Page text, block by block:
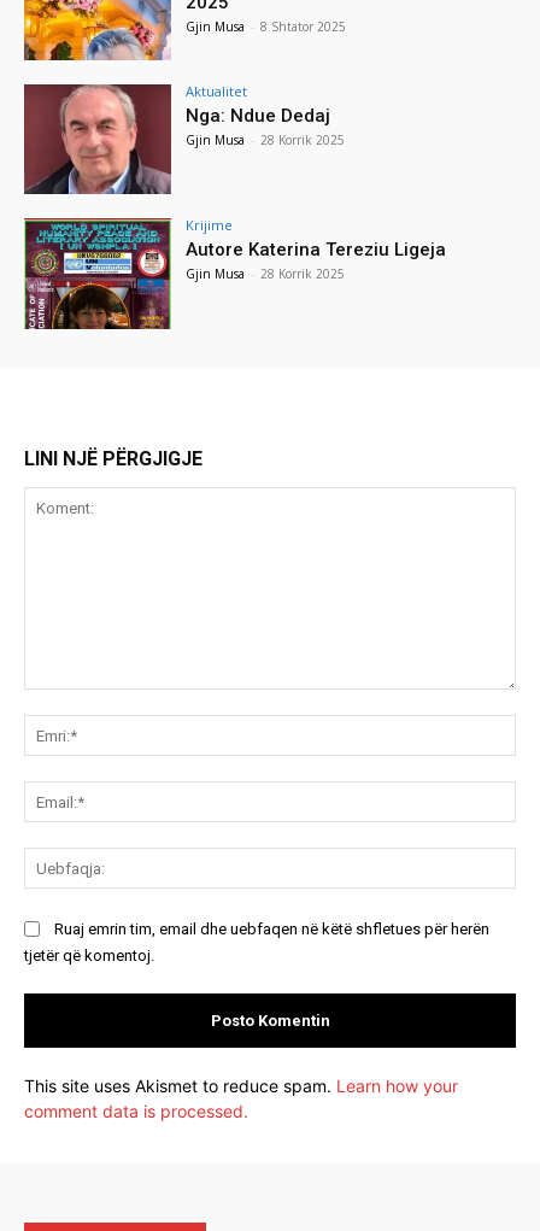
Gjin Musa - 8 Shtator 2025
Aktualitet
Nga: Ndue Dedaj
Gjin Musa - 28 Korrik 2025
Krijime
Autore Katerina Tereziu Ligeja
Gjin Musa - 28 Korrik 2025
LINI NJË PËRGJIGJE
Ruaj emrin tim, email dhe uebfaqen në këtë shfletues për herën
tjetër që komentoj.
This site uses Akismet to reduce spam. Learn how your
comment data is processed.